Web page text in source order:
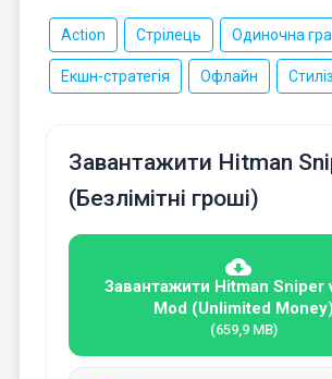
Action Стрілець Одиночна гра
Екшн-стратегія Офлайн
Завантажити Hitman
(Безлімітні гроші)
Завантажити Hitman Sniper
Mod (Unlimited Money)
(659,9 MB)